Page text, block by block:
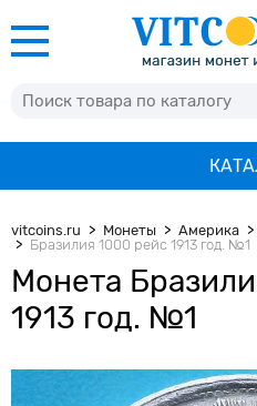
vitcoins.ru Монеты Америка
Бразилия 1000 рейс 1913 год. №1
Монета
1913 год. №1